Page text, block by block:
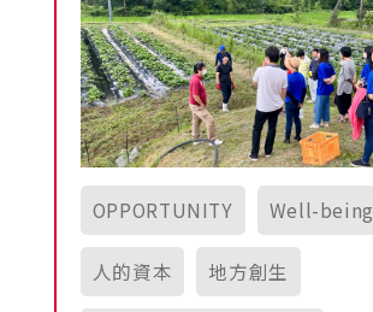
OPPORTUNITY Well-being
人的資本 地方創生